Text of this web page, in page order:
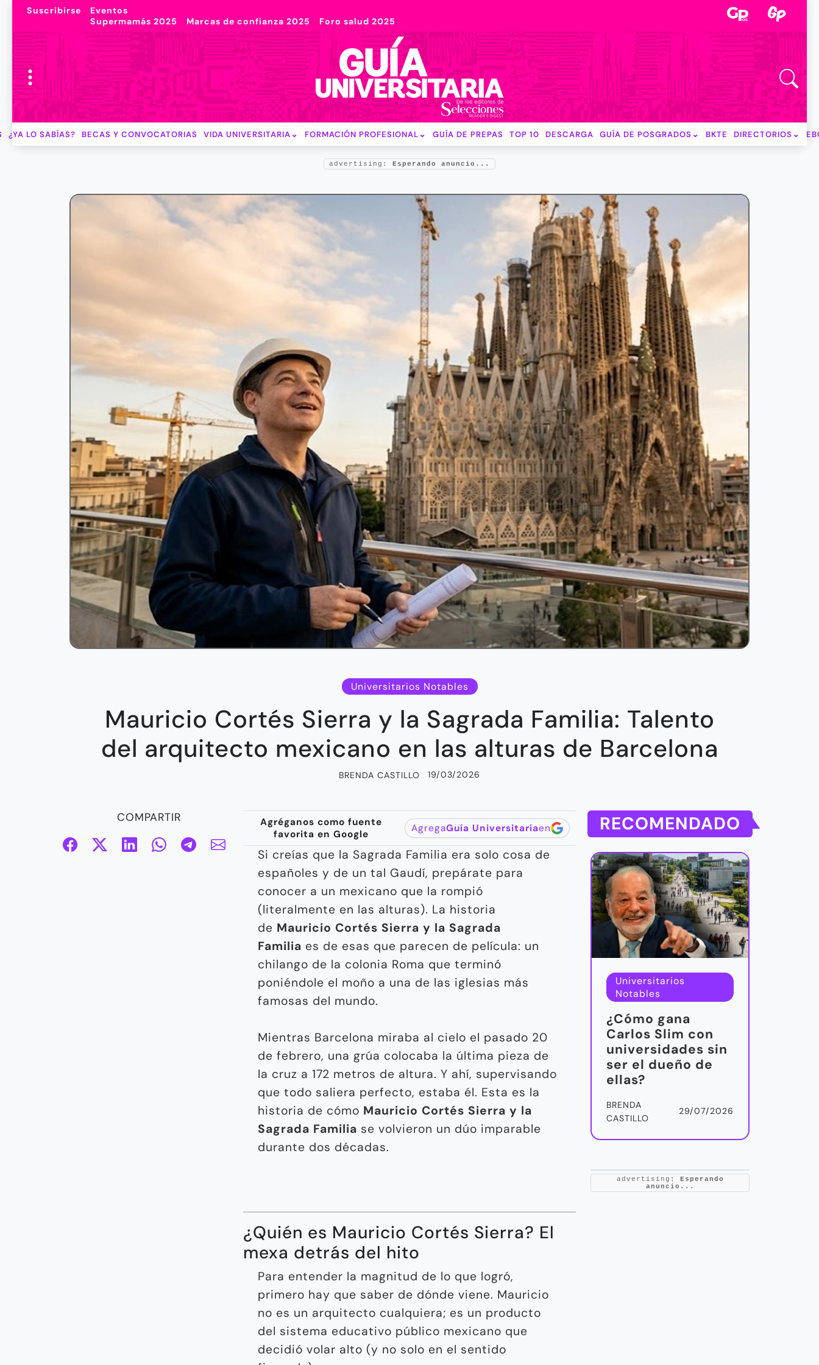
Suscribirse
Eventos
Supermamás 2025
Marcas de confianza 2025 Foro salud 2025
¿YA LO SABÍAS? BECAS Y CONVOCATORIAS VIDA UNIVERSITARIA FORMACIÓN PROFESIONAL GUÍA DE PREPAS TOP 10 DESCARGA GUÍA DE POSGRADOS BKTE DIRECTORIOS
advertising: Esperando anuncio...
Universitarios Notables
Mauricio Cortés Sierra y la Sagrada Familia: Talento
del arquitecto mexicano en las alturas de Barcelona
BRENDA CASTILLO 19/03/2026
COMPARTIR
Agréganos como fuente
favorita en Google
AgregaGuía Universitariaen
Si creías que la Sagrada Familia era solo cosa de
españoles y de un tal Gaudí, prepárate para
conocer a un mexicano que la rompió
(literalmente en las alturas). La historia
de Mauricio Cortés Sierra y la Sagrada
Familia es de esas que parecen de película: un
chilango de la colonia Roma que terminó
poniéndole el moño a una de las iglesias más
famosas del mundo.
Mientras Barcelona miraba al cielo el pasado 20
de febrero, una grúa colocaba la última pieza de
la cruz a 172 metros de altura. Y ahí, supervisando
que todo saliera perfecto, estaba él. Esta es la
historia de cómo Mauricio Cortés Sierra y la
Sagrada Familia se volvieron un dúo imparable
durante dos décadas.
¿Quién es Mauricio Cortés Sierra? El
mexa detrás del hito
Para entender la magnitud de lo que logró,
primero hay que saber de dónde viene. Mauricio
no es un arquitecto cualquiera; es un producto
del sistema educativo público mexicano que
decidió volar alto (y no solo en el sentido
RECOMENDADO
Universitarios
Notables
¿Cómo gana
Carlos Slim con
universidades sin
ser el dueño de
ellas?
BRENDA
CASTILLO
29/07/2026
advertising: Esperando
anuncio...